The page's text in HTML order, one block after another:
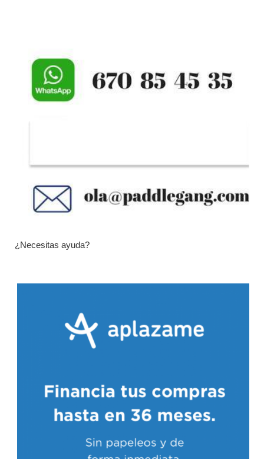
¿Necesitas ayuda?